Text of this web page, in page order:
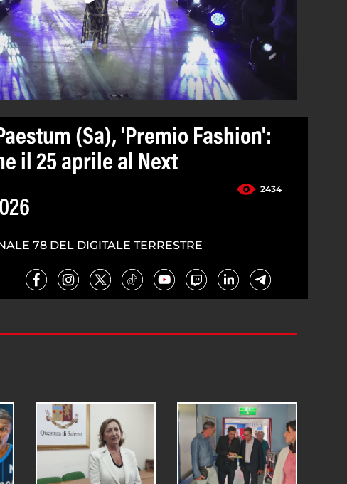
(Sa), 'Premio Fashion':
il 25 aprile al Next
2434
78 DEL DIGITALE TERRESTRE